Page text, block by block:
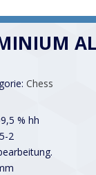
Chess
% hh
2